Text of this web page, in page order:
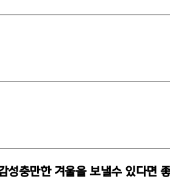
충만한 겨울을 보낼수 있다면